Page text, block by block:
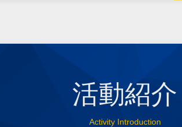
活動紹介
Activity Introduction